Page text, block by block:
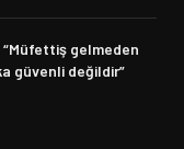
“Müfettiş gelmeden
güvenli değildir”